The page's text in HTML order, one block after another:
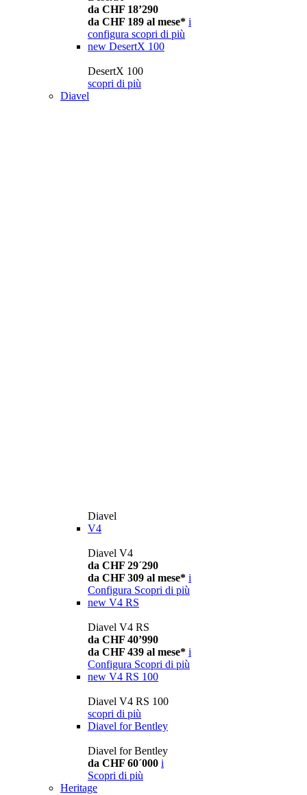
da CHF 18’290
da CHF 189 al mese* i
configura scopri di più
new DesertX 100
DesertX 100
scopri di più
Diavel
Diavel
V4
Diavel V4
da CHF 29´290
da CHF 309 al mese* i
Configura Scopri di più
new V4 RS
Diavel V4 RS
da CHF 40’990
da CHF 439 al mese* i
Configura Scopri di più
new V4 RS 100
Diavel V4 RS 100
scopri di più
Diavel for Bentley
Diavel for Bentley
da CHF 60´000 i
Scopri di più
Heritage